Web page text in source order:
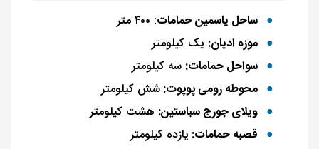
ساحل یاسمین حمامات: ۴۰۰ متر
موزه ادیان: یک کیلومتر
سواحل حمامات: سه کیلومتر
محوطه رومی پوپوت:شش کیلومتر
ویلای جورج سباستین: هشت کیلومتر
قصبه حمامات: یازده کیلومتر